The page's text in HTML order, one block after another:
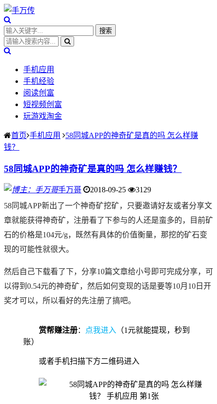
手机应用
手机经验
阅读创富
短视频创富
玩游戏淘金
首页 手机应用
58同城APP的神奇矿是真的吗 怎么样赚
钱？
58同城APP的神奇矿是真的吗 怎么样赚钱？
手万哥 2018-09-25
3129
58同城APP新出了一个神奇矿挖矿，只要邀请好友或者分享文
章就能获得神奇矿，注册看了下参与的人还是蛮多的，目前矿
石的价格是104元/g，既然有具体的价值衡量，那挖的矿石变
现的可能性就很大。
然后自己下载看了下，分享10篇文章给小号即可完成分享，可
以得到0.54元的神奇矿，然后如何变现的话是要等10月10日开
奖才可以，所以看好的先注册了搞吧。
赏帮赚注册： 点我进入 （1元就能提现，秒到
账）
或者手机扫描下方二维码进入